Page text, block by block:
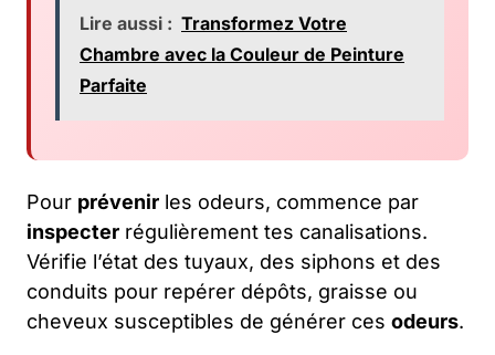
Lire aussi : Transformez Votre
Chambre avec la Couleur de Peinture
Parfaite
Pour prévenir les odeurs, commence par
inspecter régulièrement tes canalisations.
Vérifie l’état des tuyaux, des siphons et des
conduits pour repérer dépôts, graisse ou
cheveux susceptibles de générer ces odeurs.